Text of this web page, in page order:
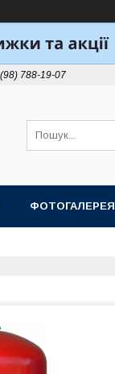
788-19-07
ФОТОГАЛЕРЕЯ